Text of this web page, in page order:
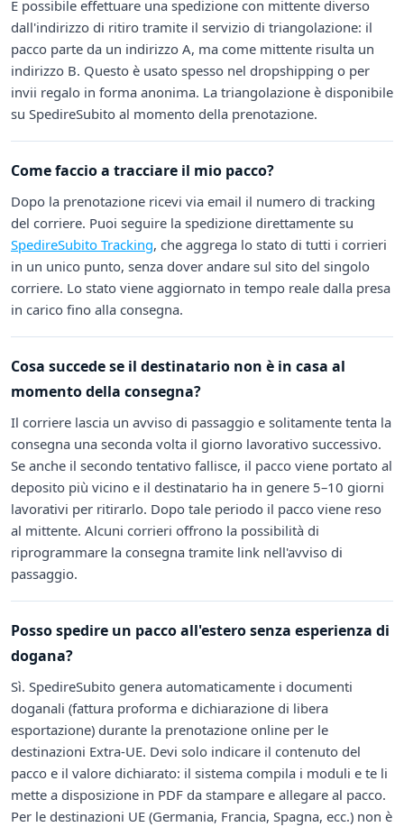
È possibile effettuare una spedizione con mittente diverso
dall'indirizzo di ritiro tramite il servizio di triangolazione: il
pacco parte da un indirizzo A, ma come mittente risulta un
indirizzo B. Questo è usato spesso nel dropshipping o per
invii regalo in forma anonima. La triangolazione è disponibile
su SpedireSubito al momento della prenotazione.
Come faccio a tracciare il mio pacco?
Dopo la prenotazione ricevi via email il numero di tracking
del corriere. Puoi seguire la spedizione direttamente su
SpedireSubito Tracking, che aggrega lo stato di tutti i corrieri
in un unico punto, senza dover andare sul sito del singolo
corriere. Lo stato viene aggiornato in tempo reale dalla presa
in carico fino alla consegna.
Cosa succede se il destinatario non è in casa al
momento della consegna?
Il corriere lascia un avviso di passaggio e solitamente tenta la
consegna una seconda volta il giorno lavorativo successivo.
Se anche il secondo tentativo fallisce, il pacco viene portato al
deposito più vicino e il destinatario ha in genere 5–10 giorni
lavorativi per ritirarlo. Dopo tale periodo il pacco viene reso
al mittente. Alcuni corrieri offrono la possibilità di
riprogrammare la consegna tramite link nell'avviso di
passaggio.
Posso spedire un pacco all'estero senza esperienza di
dogana?
Sì. SpedireSubito genera automaticamente i documenti
doganali (fattura proforma e dichiarazione di libera
esportazione) durante la prenotazione online per le
destinazioni Extra-UE. Devi solo indicare il contenuto del
pacco e il valore dichiarato: il sistema compila i moduli e te li
mette a disposizione in PDF da stampare e allegare al pacco.
Per le destinazioni UE (Germania, Francia, Spagna, ecc.) non è